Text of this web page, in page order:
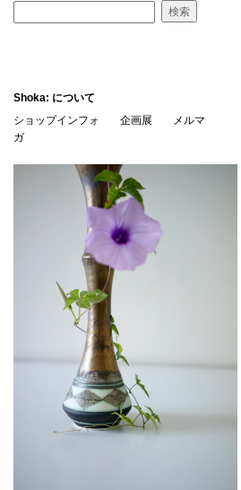
Shoka: について
ショップインフォ
企画展
メルマ
ガ